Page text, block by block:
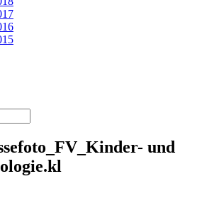
und